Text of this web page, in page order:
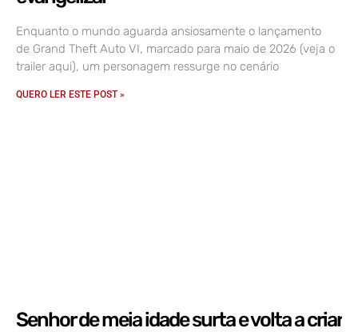
Enquanto o mundo aguarda ansiosamente o lançamento
de Grand Theft Auto VI, marcado para maio de 2026 (veja o
trailer aqui), um personagem ressurge no cenário
QUERO LER ESTE POST »
Senhor de meia idade surta e volta a criar